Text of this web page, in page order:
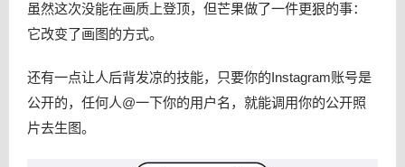
虽然这次没能在画质上登顶，但芒果做了一件更狠的事：
它改变了画图的方式。
还有一点让人后背发凉的技能，只要你的Instagram账号是
公开的，任何人@一下你的用户名，就能调用你的公开照
片去生图。